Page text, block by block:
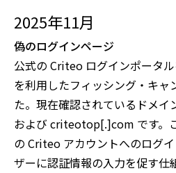
2025年11月
偽のログインページ
公式の Criteo ログインポータ
を利用したフィッシング・キャ
た。現在確認されているドメ
および criteotop[.]com です。
の Criteo アカウントへのログ
ザーに認証情報の入力を促す仕